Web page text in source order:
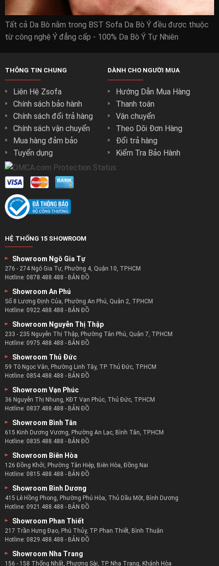
Tất cả Da Bò nằm trong BST Sofa Da Bò Ý đều được thuộc
từ công nghệ Ý đẳng cấp - 100% Da Bò Ý Tự Nhiên
THÔNG TIN CHUNG
Liên Hệ Zsofa
Chính sách bảo hành
Chính sách đổi trả hàng
Chính sách vận chuyển
Mua hàng đảm bảo
Tuyển dụng
DÀNH CHO NGƯỜI MUA
Hướng Dẫn Mua Hàng
Thanh toán
Vận chuyển
Theo Dõi Đơn Hàng
Đổi trả hàng
Kiểm Tra Bảo Hành
HỆ THỐNG 15 SHOWROOM
Showroom Ngô Gia Tự
276 - 274 Ngô Gia Tự, Phường 4, Quận 10, TP.HCM
Hotline: 0878.488.488 - BẢN ĐỒ
Showroom An Phú
Số 8 Lương Định Của, Phường An Phú, Quận 2, TP.HCM
Hotline: 0922.488.488 - BẢN ĐỒ
Showroom Nguyễn Thị Thập
233 - 235 Nguyễn Thị Thập, Phường Tân Phú, Quận 7, TP.HCM
Hotline: 0975.488.488 - BẢN ĐỒ
Showroom Thủ Đức
59 Tô Ngọc Vân, Phường Linh Tây, TP. Thủ Đức, TP.HCM
Hotline: 0854.488.488 - BẢN ĐỒ
Showroom Vạn Phúc
36 Nguyễn Thị Nhung, KĐT Vạn Phúc, Thủ Đức, TP.HCM
Hotline: 0837.488.488 - BẢN ĐỒ
Showroom Bình Tân
615 Kinh Dương Vương, Phường An Lạc, Bình Tân, TP.HCM
Hotline: 0835.488.488 - BẢN ĐỒ
Showroom Biên Hòa
126 Đồng Khởi, Phường Tân Hiệp, Biên Hòa, Đồng Nai
Hotline: 0815.488.488 - BẢN ĐỒ
Showroom Bình Dương
415 Lê Hồng Phong, Phường Phú Hòa, Thủ Dầu Một, Bình Dương
Hotline: 0921.488.488 - BẢN ĐỒ
Showroom Phan Thiết
217 Trần Hưng Đạo, Phú Thủy, TP. Phan Thiết, Bình Thuận
Hotline: 0829.488.488 - BẢN ĐỒ
Showroom Nha Trang
156 - 158 Thống Nhất, Phương Sài, TP. Nha Trang, Khánh Hòa